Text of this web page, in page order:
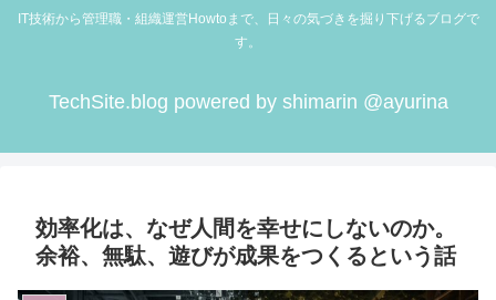
IT技術から管理職・組織運営Howtoまで、日々の気づきを掘り下げるブログで
す。
TechSite.blog powered by shimarin @ayurina
効率化は、なぜ人間を幸せにしないのか。
余裕、無駄、遊びが成果をつくるという話